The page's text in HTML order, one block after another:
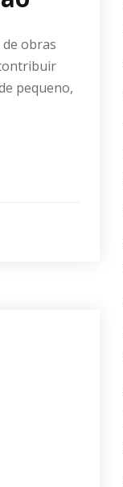
obras
pequeno,